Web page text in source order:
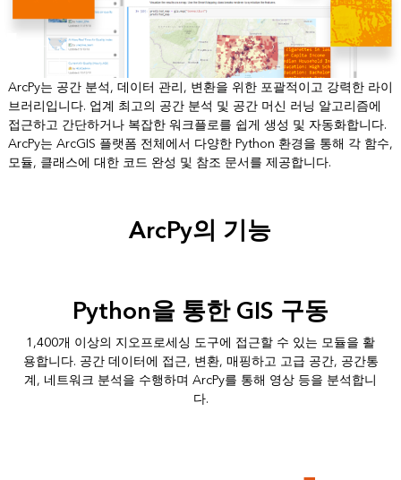
ArcPy는 공간 분석, 데이터 관리, 변환을 위한 포괄적이고 강력한 라이
브러리입니다. 업계 최고의 공간 분석 및 공간 머신 러닝 알고리즘에
접근하고 간단하거나 복잡한 워크플로를 쉽게 생성 및 자동화합니다.
ArcPy는 ArcGIS 플랫폼 전체에서 다양한 Python 환경을 통해 각 함수,
모듈, 클래스에 대한 코드 완성 및 참조 문서를 제공합니다.
ArcPy의 기능
Python을 통한 GIS 구동
1,400개 이상의 지오프로세싱 도구에 접근할 수 있는 모듈을 활
용합니다. 공간 데이터에 접근, 변환, 매핑하고 고급 공간, 공간통
계, 네트워크 분석을 수행하며 ArcPy를 통해 영상 등을 분석합니
다.